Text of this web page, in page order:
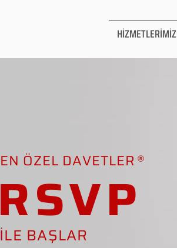
HİZMETLERİMİZ
EN ÖZEL DAVETLER
RSVP
İLE BAŞLAR